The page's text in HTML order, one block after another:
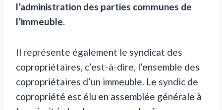
l’administration des parties communes de
l’immeuble.
Il représente également le syndicat des
copropriétaires, c’est-à-dire, l’ensemble des
copropriétaires d’un immeuble. Le syndic de
copropriété est élu en assemblée générale à